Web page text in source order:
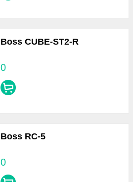
Boss CUBE-ST2-R
0
Boss RC-5
0